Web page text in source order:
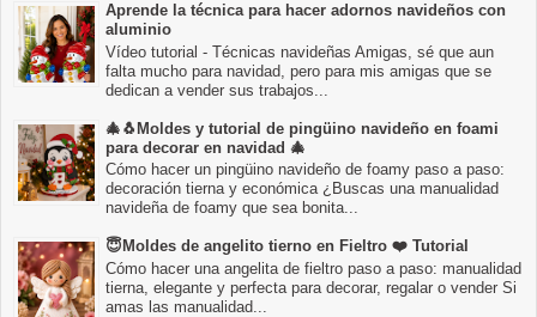
Aprende la técnica para hacer adornos navideños con
aluminio
Vídeo tutorial - Técnicas navideñas Amigas, sé que aun
falta mucho para navidad, pero para mis amigas que se
dedican a vender sus trabajos...
🎄🐧Moldes y tutorial de pingüino navideño en foami
para decorar en navidad 🎄
Cómo hacer un pingüino navideño de foamy paso a paso:
decoración tierna y económica ¿Buscas una manualidad
navideña de foamy que sea bonita...
😇Moldes de angelito tierno en Fieltro ❤️ Tutorial
Cómo hacer una angelita de fieltro paso a paso: manualidad
tierna, elegante y perfecta para decorar, regalar o vender Si
amas las manualidad...